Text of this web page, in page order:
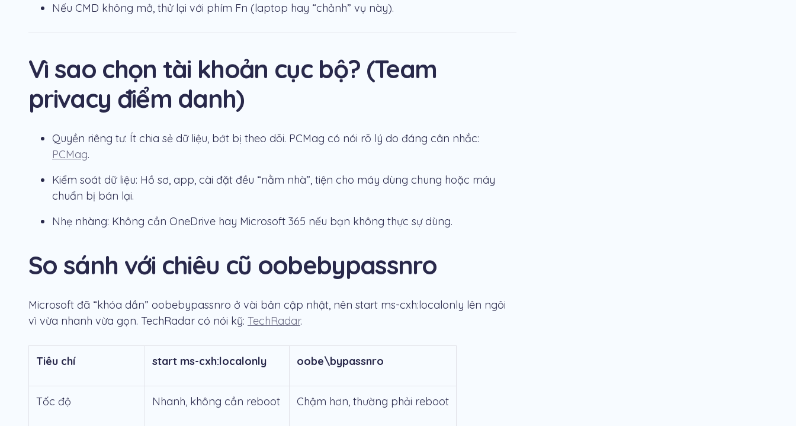
Nếu CMD không mở, thử lại với phím Fn (laptop hay “chảnh” vụ này).
Vì sao chọn tài khoản cục bộ? (Team
privacy điểm danh)
Quyền riêng tư: Ít chia sẻ dữ liệu, bớt bị theo dõi. PCMag có nói rõ lý do đáng cân nhắc:
PCMag.
Kiểm soát dữ liệu: Hồ sơ, app, cài đặt đều “nằm nhà”, tiện cho máy dùng chung hoặc máy
chuẩn bị bán lại.
Nhẹ nhàng: Không cần OneDrive hay Microsoft 365 nếu bạn không thực sự dùng.
So sánh với chiêu cũ oobebypassnro
Microsoft đã “khóa dần” oobebypassnro ở vài bản cập nhật, nên start ms-cxh:localonly lên ngôi
vì vừa nhanh vừa gọn. TechRadar có nói kỹ: TechRadar.
Tiêu chí start ms-cxh:localonly oobe\bypassnro
Tốc độ Nhanh, không cần reboot Chậm hơn, thường phải reboot